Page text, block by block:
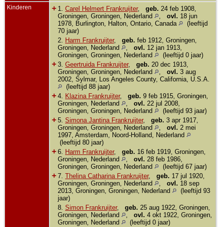
Kinderen + 1. Carel Helmert Frankruijter, geb. 24 feb 1908,
Groningen, Groningen, Nederland
, ovl. 18 jun
1978, Burlington, Halton, Ontario, Canada
(leeftijd
70 jaar)
2. Harm Frankruijter, geb. feb 1912, Groningen,
Groningen, Nederland
, ovl. 12 jan 1913,
Groningen, Groningen, Nederland
(leeftijd 0 jaar)
+ 3. Geertruida Frankruijter, geb. 20 dec 1913,
Groningen, Groningen, Nederland
, ovl. 3 aug
2002, Sylmar, Los Angeles County, California, U.S.A.
(leeftijd 88 jaar)
+ 4. Klazina Frankruijter, geb. 9 feb 1915, Groningen,
Groningen, Nederland
, ovl. 22 jul 2008,
Groningen, Groningen, Nederland
(leeftijd 93 jaar)
+ 5. Simona Jantina Frankruijter, geb. 3 apr 1917,
Groningen, Groningen, Nederland
, ovl. 2 mei
1997, Amsterdam, Noord-Holland, Nederland
(leeftijd 80 jaar)
+ 6. Harm Frankruijter, geb. 16 feb 1919, Groningen,
Groningen, Nederland
, ovl. 28 feb 1986,
Groningen, Groningen, Nederland
(leeftijd 67 jaar)
+ 7. Thelina Catharina Frankruijter, geb. 17 jul 1920,
Groningen, Groningen, Nederland
, ovl. 18 sep
2013, Groningen, Groningen, Nederland
(leeftijd 93
jaar)
8. Simon Frankruijter, geb. 25 aug 1922, Groningen,
Groningen, Nederland
, ovl. 4 okt 1922, Groningen,
Groningen, Nederland
(leeftijd 0 jaar)